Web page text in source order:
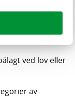
ved lov eller
av